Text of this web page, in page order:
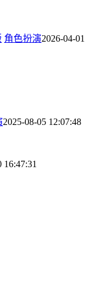
角色扮演2026-04-01
2025-08-05 12:07:48
16:47:31